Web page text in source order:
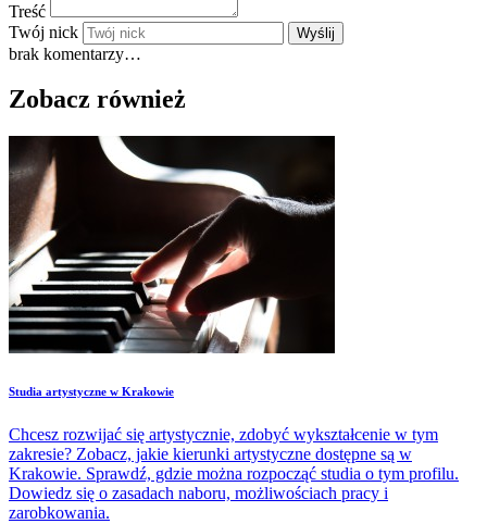
Treść
Twój nick
Wyślij
brak komentarzy…
Zobacz również
Studia artystyczne w Krakowie
Chcesz rozwijać się artystycznie, zdobyć wykształcenie w tym
zakresie? Zobacz, jakie kierunki artystyczne dostępne są w
Krakowie. Sprawdź, gdzie można rozpocząć studia o tym profilu.
Dowiedz się o zasadach naboru, możliwościach pracy i
zarobkowania.